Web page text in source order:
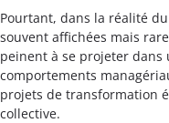
Pourtant, dans la réalité
souvent affichées mais
peinent à se projeter dans
comportements
projets de transformation
collective.